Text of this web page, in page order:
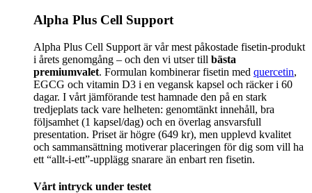
Alpha Plus Cell Support
Alpha Plus Cell Support är vår mest påkostade fisetin-produkt
i årets genomgång – och den vi utser till bästa
premiumvalet. Formulan kombinerar fisetin med quercetin,
EGCG och vitamin D3 i en vegansk kapsel och räcker i 60
dagar. I vårt jämförande test hamnade den på en stark
tredjeplats tack vare helheten: genomtänkt innehåll, bra
följsamhet (1 kapsel/dag) och en överlag ansvarsfull
presentation. Priset är högre (649 kr), men upplevd kvalitet
och sammansättning motiverar placeringen för dig som vill ha
ett “allt-i-ett”-upplägg snarare än enbart ren fisetin.
Vårt intryck under testet